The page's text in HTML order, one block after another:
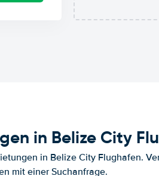
in Belize City
in Belize City Flughafen.
mit einer Suchanfrage.